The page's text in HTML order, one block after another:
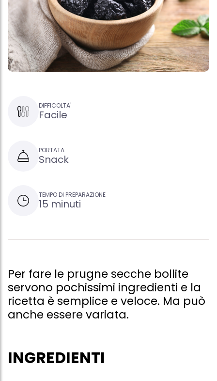
DIFFICOLTA'
Facile
PORTATA
Snack
TEMPO DI PREPARAZIONE
15 minuti
Per fare le prugne secche bollite
servono pochissimi ingredienti e la
ricetta è semplice e veloce. Ma può
anche essere variata.
INGREDIENTI